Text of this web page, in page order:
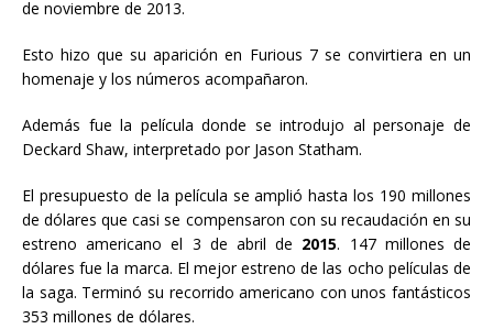
de noviembre de 2013.
Esto hizo que su aparición en Furious 7 se convirtiera en un
homenaje y los números acompañaron.
Además fue la película donde se introdujo al personaje de
Deckard Shaw, interpretado por Jason Statham.
El presupuesto de la película se amplió hasta los 190 millones
de dólares que casi se compensaron con su recaudación en su
estreno americano el 3 de abril de 2015. 147 millones de
dólares fue la marca. El mejor estreno de las ocho películas de
la saga. Terminó su recorrido americano con unos fantásticos
353 millones de dólares.